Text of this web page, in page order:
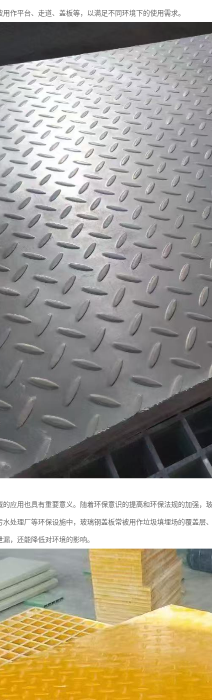
作平台、走道、盖板等，以满足不同环境下的使用需求。
的应用也具有重要意义。随着环保意识的提高和环保法规的加强，
水处理厂等环保设施中，玻璃钢盖板常被用作垃圾填埋场的覆盖层
，还能降低对环境的影响。